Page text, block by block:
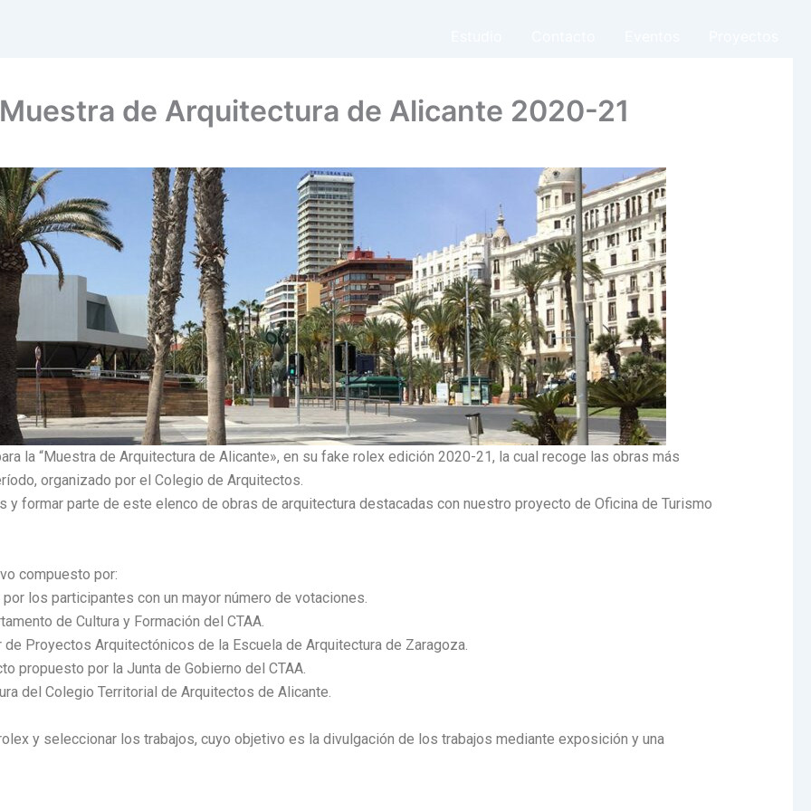
de Arquitectura de Alicante 2020-21
la “Muestra de Arquitectura de Alicante», en su fake rolex edición 2020-21, la cual recoge las obras más
organizado por el Colegio de Arquitectos.
formar parte de este elenco de obras de arquitectura destacadas con nuestro proyecto de Oficina de Turismo
compuesto por:
los participantes con un mayor número de votaciones.
de Cultura y Formación del CTAA.
Proyectos Arquitectónicos de la Escuela de Arquitectura de Zaragoza.
propuesto por la Junta de Gobierno del CTAA.
del Colegio Territorial de Arquitectos de Alicante.
y seleccionar los trabajos, cuyo objetivo es la divulgación de los trabajos mediante exposición y una